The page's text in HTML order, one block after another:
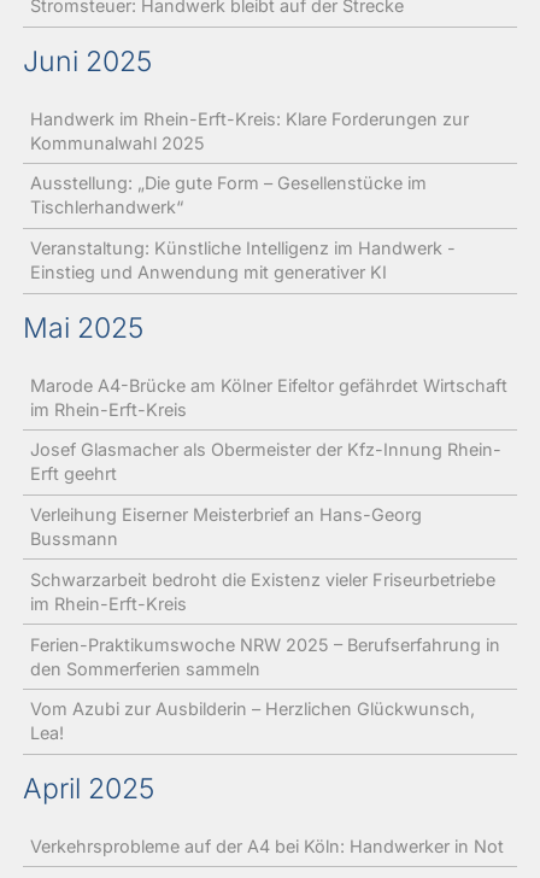
Stromsteuer: Handwerk bleibt auf der Strecke
Juni 2025
Handwerk im Rhein-Erft-Kreis: Klare Forderungen zur
Kommunalwahl 2025
Ausstellung: „Die gute Form – Gesellenstücke im
Tischlerhandwerk“
Veranstaltung: Künstliche Intelligenz im Handwerk -
Einstieg und Anwendung mit generativer KI
Mai 2025
Marode A4-Brücke am Kölner Eifeltor gefährdet Wirtschaft
im Rhein-Erft-Kreis
Josef Glasmacher als Obermeister der Kfz-Innung Rhein-
Erft geehrt
Verleihung Eiserner Meisterbrief an Hans-Georg
Bussmann
Schwarzarbeit bedroht die Existenz vieler Friseurbetriebe
im Rhein-Erft-Kreis
Ferien-Praktikumswoche NRW 2025 – Berufserfahrung in
den Sommerferien sammeln
Vom Azubi zur Ausbilderin – Herzlichen Glückwunsch,
Lea!
April 2025
Verkehrsprobleme auf der A4 bei Köln: Handwerker in Not